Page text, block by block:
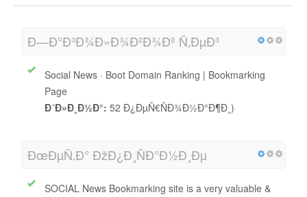
Ð—Ð°Ð³Ð¾Ð»Ð¾Ð²Ð¾Ðº Ñ‚ÐµÐ³
Social News · Boot Domain Ranking | Bookmarking
Page
Ð´Ð»Ð¸Ð½Ð°: 52 Ð¿ÐµÑ€ÑÐ¾Ð½Ð°Ð¶Ð¸)
ÐœÐµÑ‚Ð° ÐžÐ¿Ð¸ÑÐ°Ð½Ð¸Ðµ
SOCIAL News Bookmarking site is a very valuable &